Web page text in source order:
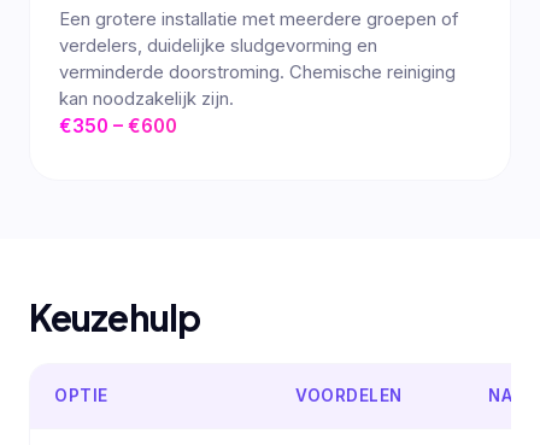
Een grotere installatie met meerdere groepen of
verdelers, duidelijke sludgevorming en
verminderde doorstroming. Chemische reiniging
kan noodzakelijk zijn.
€350 – €600
Keuzehulp
OPTIE VOORDELEN